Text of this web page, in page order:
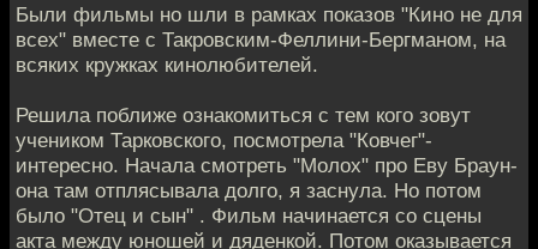
Были фильмы но шли в рамках показов "Кино не для
всех" вместе с Такровским-Феллини-Бергманом, на
всяких крyжках кинолюбителей.
Решила поближе ознакомиться с тем кого зовут
учеником Тарковского, посмотрела "Ковчег"-
интересно. Начала смотреть "Молох" про Еву Браун-
она там отплясывала долго, я заснула. Но потом
было "Отец и сын" . Фильм начинается со сцены
акта между юношей и дяденкой. Потом оказывается